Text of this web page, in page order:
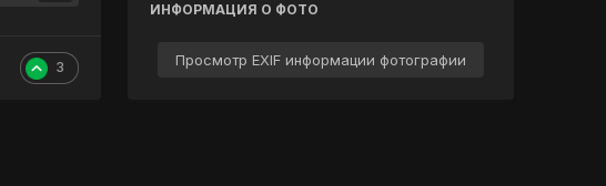
3
ИНФОРМАЦИЯ О ФОТО
Просмотр EXIF информации фотографии